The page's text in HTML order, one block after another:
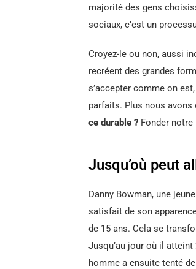
majorité des gens
sociaux, c’est un
Croyez-le ou non, aussi
recréent des grandes
s’accepter comme on
parfaits. Plus nous avons
ce durable ? Fonder
Jusqu’où peut
Danny Bowman, une
satisfait de son
de 15 ans. Cela se
Jusqu’au jour où il
homme a ensuite tenté